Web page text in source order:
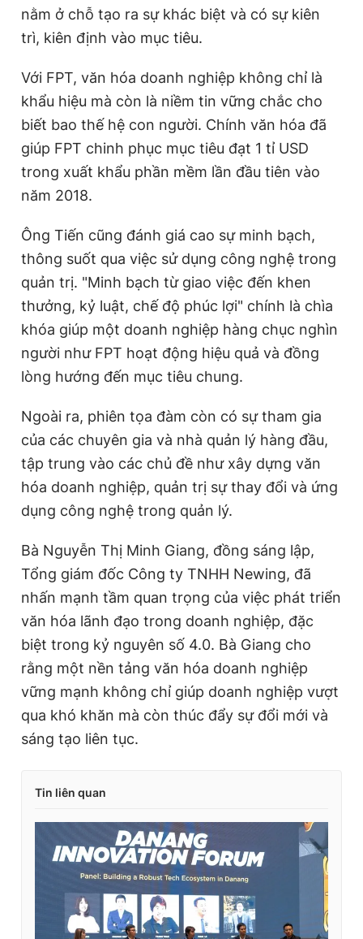
nằm ở chỗ tạo ra sự khác biệt và có sự kiên
trì, kiên định vào mục tiêu.
Với FPT, văn hóa doanh nghiệp không chỉ là
khẩu hiệu mà còn là niềm tin vững chắc cho
biết bao thế hệ con người. Chính văn hóa đã
giúp FPT chinh phục mục tiêu đạt 1 tỉ USD
trong xuất khẩu phần mềm lần đầu tiên vào
năm 2018.
Ông Tiến cũng đánh giá cao sự minh bạch,
thông suốt qua việc sử dụng công nghệ trong
quản trị. "Minh bạch từ giao việc đến khen
thưởng, kỷ luật, chế độ phúc lợi" chính là chìa
khóa giúp một doanh nghiệp hàng chục nghìn
người như FPT hoạt động hiệu quả và đồng
lòng hướng đến mục tiêu chung.
Ngoài ra, phiên tọa đàm còn có sự tham gia
của các chuyên gia và nhà quản lý hàng đầu,
tập trung vào các chủ đề như xây dựng văn
hóa doanh nghiệp, quản trị sự thay đổi và ứng
dụng công nghệ trong quản lý.
Bà Nguyễn Thị Minh Giang, đồng sáng lập,
Tổng giám đốc Công ty TNHH Newing, đã
nhấn mạnh tầm quan trọng của việc phát triển
văn hóa lãnh đạo trong doanh nghiệp, đặc
biệt trong kỷ nguyên số 4.0. Bà Giang cho
rằng một nền tảng văn hóa doanh nghiệp
vững mạnh không chỉ giúp doanh nghiệp vượt
qua khó khăn mà còn thúc đẩy sự đổi mới và
sáng tạo liên tục.
Tin liên quan